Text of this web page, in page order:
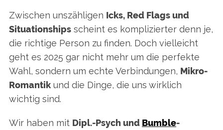
Zwischen unszähligen Icks, Red Flags und
Situationshipsscheint es komplizierter denn je,
die richtige Person zu finden. Doch vielleicht
geht es 2025 gar nicht mehr um die perfekte
Wahl, sondern um echte Verbindungen, Mikro-
Romantikund die Dinge, die uns wirklich
wichtig sind.
Wir haben mit Dipl.-Psych und Bumble-